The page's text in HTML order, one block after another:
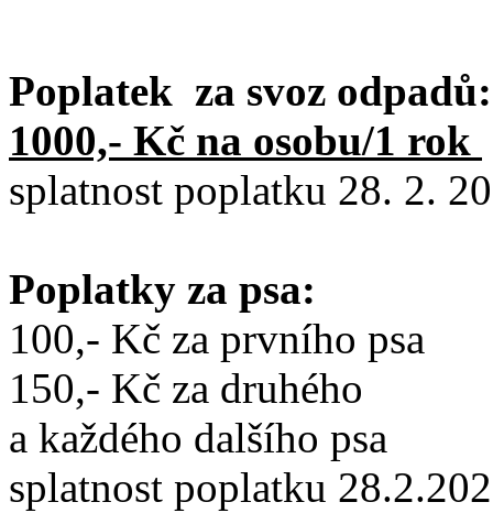
Poplatek za svoz odpadů:
1000,- Kč na osobu/1 rok
splatnost poplatku 28. 2.
Poplatky za psa:
100,- Kč za prvního psa
150,- Kč za druhého
a každého dalšího psa
splatnost poplatku